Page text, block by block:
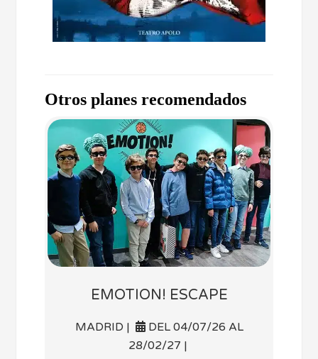
Otros planes recomendados
EMOTION! ESCAPE
MADRID |
DEL 04/07/26 AL
28/02/27 |